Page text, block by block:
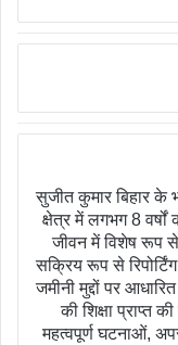
सुजीत कुमार बिहार के
क्षेत्र में लगभग 8
जीवन में विशेष रूप से
सक्रिय रूप से
जमीनी मुद्दों पर
की शिक्षा प्राप्त
महत्वपूर्ण घटनाओं,